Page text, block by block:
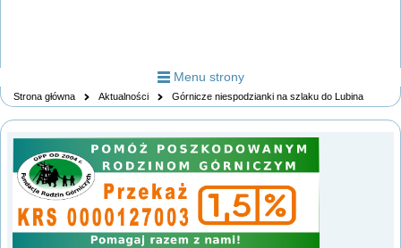
Menu strony
Strona główna Aktualności Górnicze niespodzianki na szlaku do Lubina